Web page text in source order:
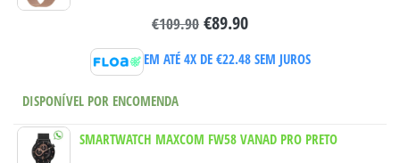
€109.90 €89.90
EM ATÉ 4X DE €22.48SEM JUROS
DISPONÍVEL POR ENCOMENDA
SMARTWATCH MAXCOM FW58 VANAD PRO PRETO